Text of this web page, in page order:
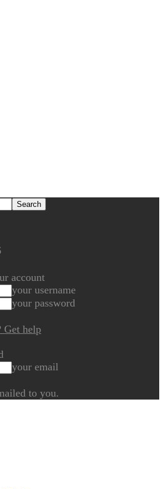
account
your username
your password
Get help
your email
to you.